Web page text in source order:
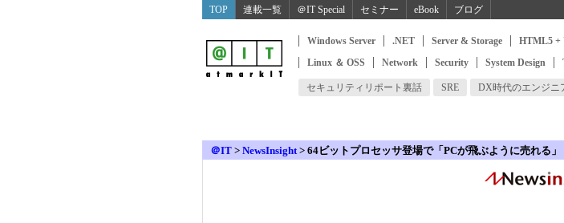
TOP 連載一覧 ＠IT Special セミナー eBook ブログ
Windows Server .NET Server & Storage HTML5 +
Linux ＆ OSS
Network Security System Design
セキュリティリポート裏話 SRE DX時代のエンジニ
＠IT > NewsInsight> 64ビットプロセッサ登場で「PCが飛ぶように売れる」